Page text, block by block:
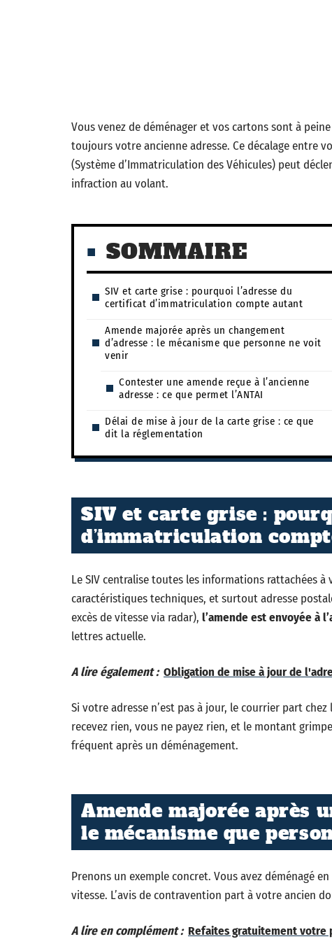
Vous venez de déménager et vos cartons sont à
toujours votre ancienne adresse. Ce décalage entre
(Système d’Immatriculation des Véhicules) peut
infraction au volant.
SOMMAIRE
SIV et carte grise : pourquoi l’adresse du
certificat d’immatriculation compte autant
Amende majorée après un changement
d’adresse : le mécanisme que personne ne voit
venir
Contester une amende reçue à l’ancienne
adresse : ce que permet l’ANTAI
Délai de mise à jour de la carte grise : ce que
dit la réglementation
SIV et carte grise :
d’immatriculation
Le SIV centralise toutes les informations rattachées
caractéristiques techniques, et surtout adresse
excès de vitesse via radar), l’amende est envoyée à
lettres actuelle.
A lire également : Obligation de mise à jour de
Si votre adresse n’est pas à jour, le courrier part
recevez rien, vous ne payez rien, et le montant
fréquent après un déménagement.
Amende majorée après
le mécanisme que
Prenons un exemple concret. Vous avez déménagé
vitesse. L’avis de contravention part à votre ancien
A lire en complément : Refaites gratuitement votre